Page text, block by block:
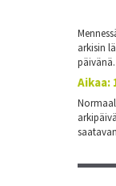
arkisin
päivänä.
Aikaa: